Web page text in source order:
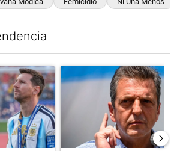
con el título "Milei despidió a Jorge
Un artículo de tendencia